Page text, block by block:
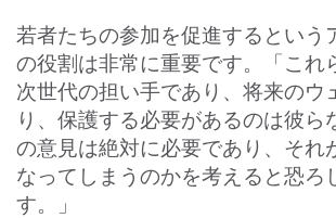
若者たちの参加を促進するという
の役割は非常に重要です。「これ
次世代の担い手であり、将来のウ
り、保護する必要があるのは彼ら
の意見は絶対に必要であり、それ
なってしまうのかを考えると恐ろ
す。」